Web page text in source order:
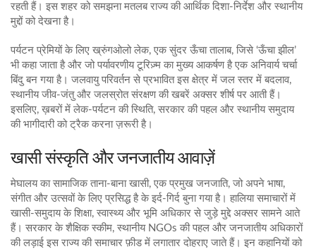
रहती हैं। इस शहर को समझना मतलब राज्य की आर्थिक दिशा‑निर्देश और स्थानीय
मुद्दों को देखना है।
पर्यटन प्रेमियों के लिए ख्रुंगओलो लेक, एक सुंदर ऊँचा तालाब, जिसे ‘ऊँचा झील’
भी कहा जाता है और जो पर्यावरणीय टूरिज़्म का मुख्य आकर्षण हैएक अनिवार्य चर्चा
बिंदु बन गया है। जलवायु परिवर्तन से प्रभावित इस क्षेत्र में जल स्तर में बदलाव,
स्थानीय जीव‑जंतु और जलस्रोत संरक्षण की खबरें अक्सर शीर्ष पर आती हैं।
इसलिए, ख़बरों में लेक‑पर्यटन की स्थिति, सरकार की पहल और स्थानीय समुदाय
की भागीदारी को ट्रैक करना ज़रूरी है।
खासी संस्कृति और जनजातीय आवाज़ें
मेघालय का सामाजिक ताना‑बाना खासी, एक प्रमुख जनजाति, जो अपने भाषा,
संगीत और उत्सवों के लिए प्रसिद्ध हैके इर्द‑गिर्द बुना गया है। हालिया समाचारों में
खासी‑समुदाय के शिक्षा, स्वास्थ्य और भूमि अधिकार से जुड़े मुद्दे अक्सर सामने आते
हैं। सरकार के शैक्षिक स्कीम, स्थानीय NGOs की पहल और जनजातीय अधिकारों
की लड़ाई इस राज्य की समाचार फ़ीड में लगातार दोहराए जाते हैं। इन कहानियों को